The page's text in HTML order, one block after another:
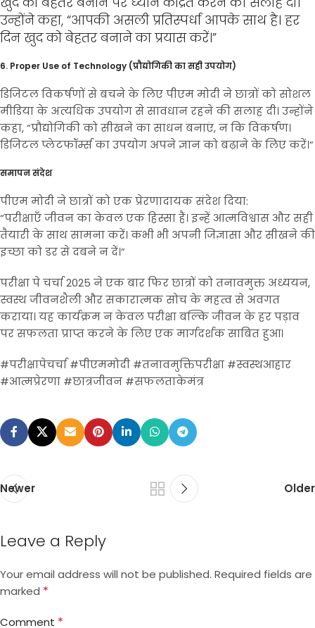
उन्होंने कहा, “आपकी असली प्रतिस्पर्धा आपके साथ है। हर
दिन खुद को बेहतर बनाने का प्रयास करें।”
6. Proper Use of Technology (प्रौद्योगिकी का सही उपयोग)
डिजिटल विकर्षणों से बचने के लिए पीएम मोदी ने छात्रों को सोशल
मीडिया के अत्यधिक उपयोग से सावधान रहने की सलाह दी। उन्होंने
कहा, “प्रौद्योगिकी को सीखने का साधन बनाएं, न कि विकर्षण।
डिजिटल प्लेटफॉर्म्स का उपयोग अपने ज्ञान को बढ़ाने के लिए करें।”
समापन संदेश
पीएम मोदी ने छात्रों को एक प्रेरणादायक संदेश दिया:
“परीक्षाएँ जीवन का केवल एक हिस्सा हैं। इन्हें आत्मविश्वास और सही
तैयारी के साथ सामना करें। कभी भी अपनी जिज्ञासा और सीखने की
इच्छा को डर से दबने न दें।”
परीक्षा पे चर्चा 2025 ने एक बार फिर छात्रों को तनावमुक्त अध्ययन,
स्वस्थ जीवनशैली और सकारात्मक सोच के महत्व से अवगत
कराया। यह कार्यक्रम न केवल परीक्षा बल्कि जीवन के हर पड़ाव
पर सफलता प्राप्त करने के लिए एक मार्गदर्शक साबित हुआ।
#परीक्षापेचर्चा #पीएममोदी #तनावमुक्तिपरीक्षा #स्वस्थआहार
#आत्मप्रेरणा #छात्रजीवन #सफलताकेमंत्र
Newer Older
Leave a Reply
Your email address will not be published. Required fields are
marked *
Comment *